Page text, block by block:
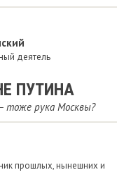
деятель
ПУТИНА
тоже рука Москвы?
прошлых, нынешних и